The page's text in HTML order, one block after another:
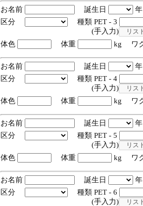
お名前 誕生日
区分
種類 PET - 3
(手入力)
体色
体重 kg ワ
お名前 誕生日
区分
種類 PET - 4
(手入力)
体色
体重 kg ワ
お名前 誕生日
区分
種類 PET - 5
(手入力)
体色
体重 kg ワ
お名前 誕生日
区分
種類 PET - 6
(手入力)